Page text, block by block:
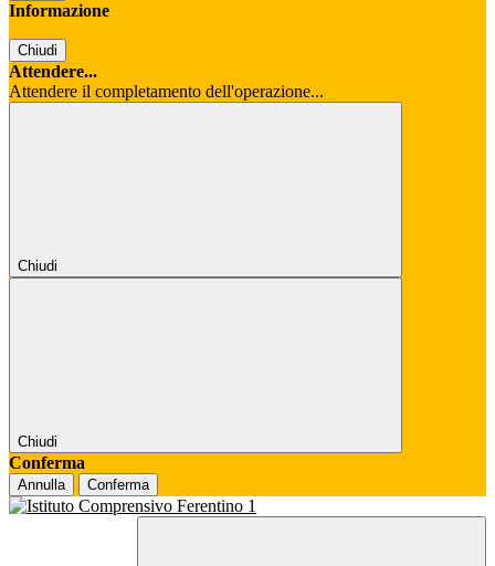
Informazione
Chiudi
Attendere...
Attendere il completamento dell'operazione...
Chiudi
Chiudi
Conferma
Annulla Conferma